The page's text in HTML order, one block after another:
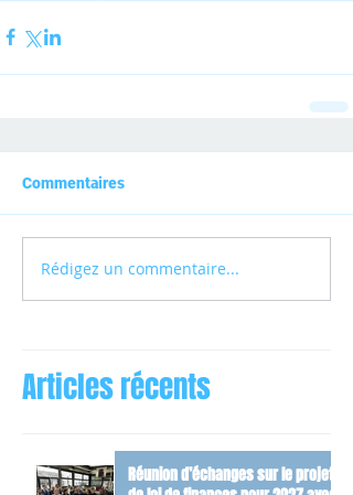
Commentaires
Rédigez un commentaire...
Articles récents
Réunion d’échanges sur le projet